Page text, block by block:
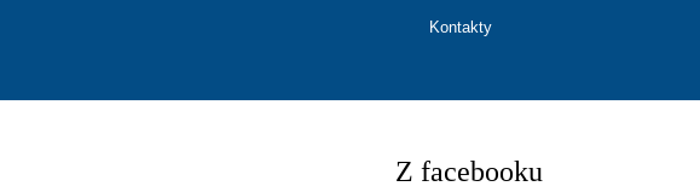
Kontakty
Z facebooku